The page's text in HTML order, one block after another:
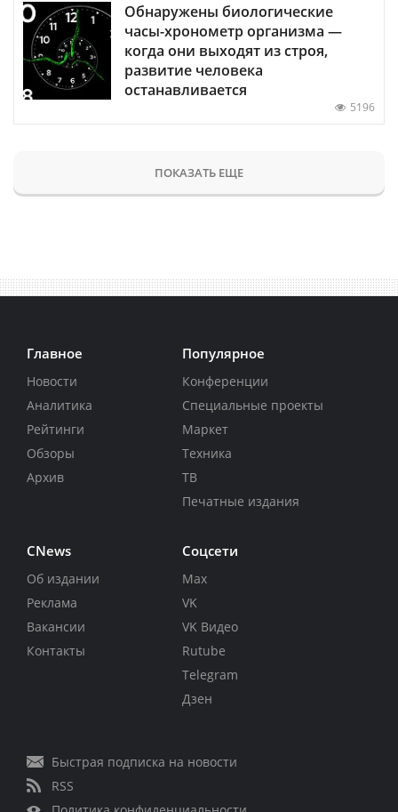
Обнаружены биологические
часы-хронометр организма —
когда они выходят из строя,
развитие человека
останавливается
5196
ПОКАЗАТЬ ЕЩЕ
Главное
Новости
Аналитика
Рейтинги
Обзоры
Архив
Популярное
Конференции
Специальные проекты
Маркет
Техника
ТВ
Печатные издания
CNews
Об издании
Реклама
Вакансии
Контакты
Соцсети
Max
VK
VK Видео
Rutube
Telegram
Дзен
Быстрая подписка на новости
RSS